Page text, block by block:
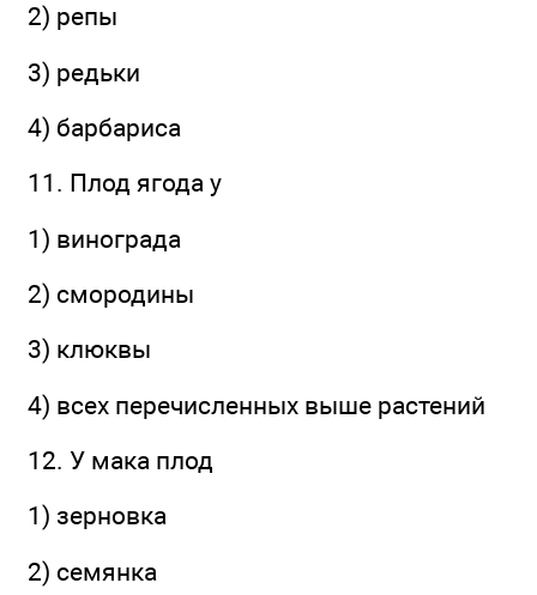
2) репы
3) редьки
4) барбариса
11. Плод ягода у
1) винограда
2) смородины
3) клюквы
4) всех перечисленных выше растений
12. У мака плод
1) зерновка
2) семянка